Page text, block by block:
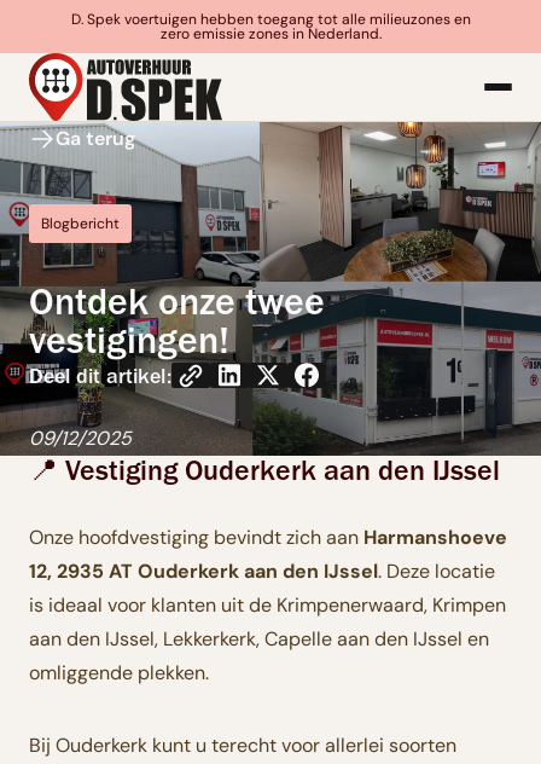
D. Spek voertuigen hebben toegang tot alle milieuzones en
zero emissie zones in Nederland.
Ga terug
Blogbericht
Ontdek onze twee
vestigingen!
Deel dit artikel:
09/12/2025
📍 Vestiging Ouderkerk aan den IJssel
Onze hoofdvestiging bevindt zich aan Harmanshoeve
12, 2935 AT Ouderkerk aan den IJssel. Deze locatie
is ideaal voor klanten uit de Krimpenerwaard, Krimpen
aan den IJssel, Lekkerkerk, Capelle aan den IJssel en
omliggende plekken.
Bij Ouderkerk kunt u terecht voor allerlei soorten